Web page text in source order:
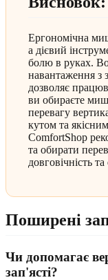
Ергономічна
а дієвий
болю в руках.
навантаження з
дозволяє
ви обираєте
перевагу
кутом та
ComfortShop
та обирати
довговічність
Поширені
Чи допомагає
зап'ясті?